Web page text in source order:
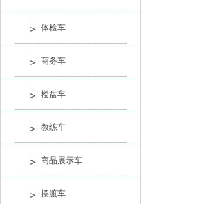
体检车
商务车
楼盘车
教练车
商品展示车
摆渡车